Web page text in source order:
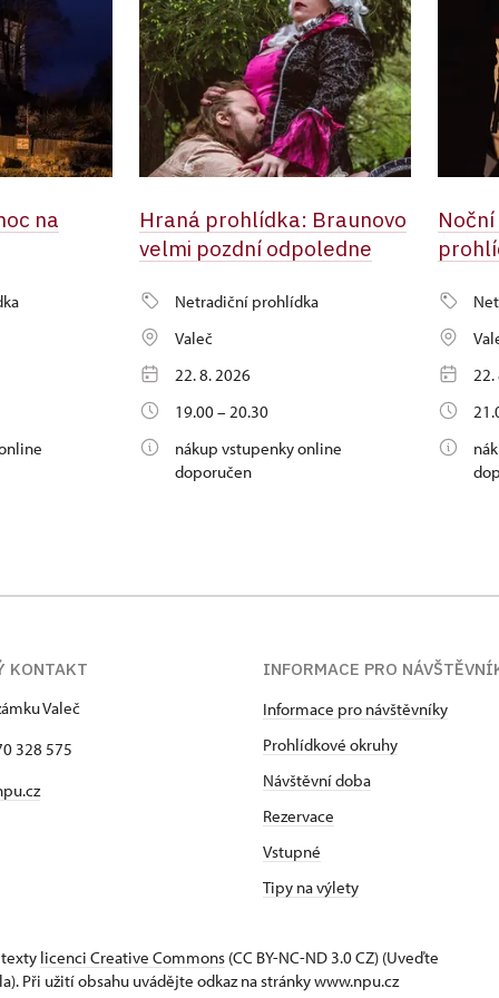
na
Hraná prohlídka: Braunovo
velmi pozdní odpoledne
Netradiční prohlídka
Valeč
22. 8. 2026
19.00 – 20.30
nákup vstupenky online
doporučen
22.
KONTAKT
Valeč
328 575
INFORMACE PRO
Informace pro návštěvníky
Prohlídkové okruhy
Návštěvní doba
Rezervace
Vstupné
Tipy na výlety
licenci Creative Commons (CC BY-NC-ND 3.0 CZ) (Uveďte
Při užití obsahu uvádějte odkaz na stránky www.npu.cz